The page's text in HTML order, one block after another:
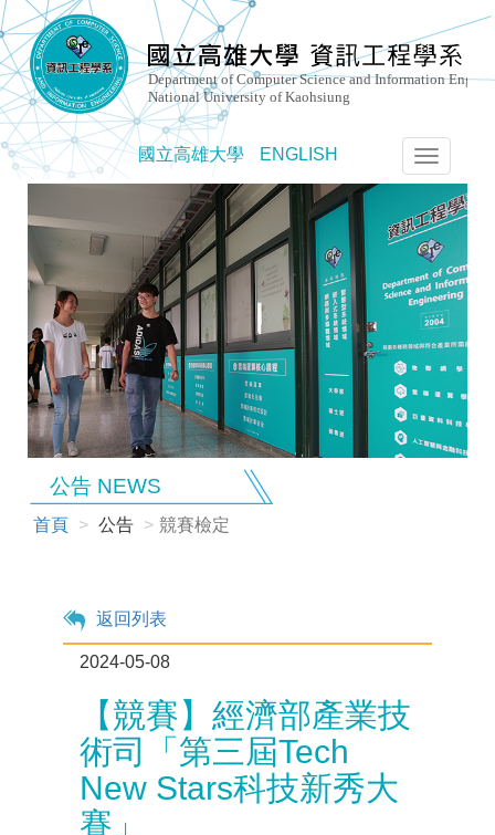
國立高雄大學 ENGLISH
選
單
切
換
公告 NEWS
首頁 公告 競賽檢定
返回列表
2024-05-08
【競賽】經濟部產業技
術司「第三屆Tech
New Stars科技新秀大
賽」